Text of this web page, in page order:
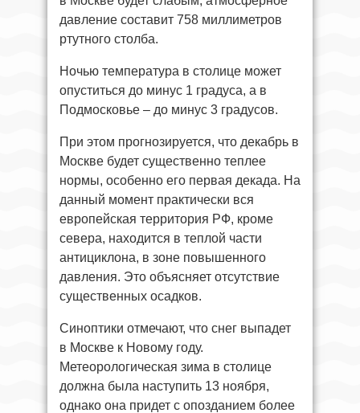
давление составит 758 миллиметров
ртутного столба.
Ночью температура в столице может
опуститься до минус 1 градуса, а в
Подмосковье – до минус 3 градусов.
При этом прогнозируется, что декабрь в
Москве будет существенно теплее
нормы, особенно его первая декада. На
данный момент практически вся
европейская территория РФ, кроме
севера, находится в теплой части
антициклона, в зоне повышенного
давления. Это объясняет отсутствие
существенных осадков.
Синоптики отмечают, что снег выпадет
в Москве к Новому году.
Метеорологическая зима в столице
должна была наступить 13 ноября,
однако она придет с опозданием более